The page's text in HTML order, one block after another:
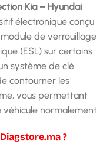
Kia – Hyundai
électronique conçu
de verrouillage
(ESL) sur certains
système de clé
contourner les
vous permettant
normalement.
?